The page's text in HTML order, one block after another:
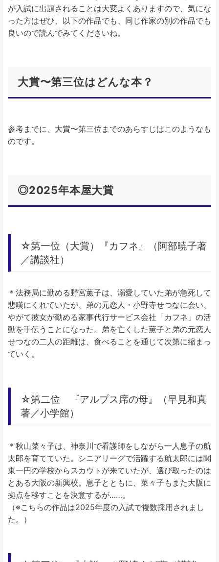
が入試に出題されることは大変よくありますので、気にな
った方はぜひ、以下の作品でも、同じ作家の別の作品でも
良いので読んでみてくださいね。
大賞〜第三位はどんな本？
参考までに、大賞〜第三位までのあらすじはこのようなも
のです。
◎2025年本屋大賞
☆第一位（大賞）『カフネ』（阿部暁子著
／講談社）
＊法務局に勤める野宮薫子は、溺愛していた弟が急死して
悲嘆にくれていたが、弟の元恋人・小野寺せつなに会い、
やがて彼女が勤める家事代行サービス会社「カフネ」の活
動を手伝うことになった。弟を亡くした薫子と弟の元恋人
せつなの二人の距離は、食べることを通じて次第に縮まっ
ていく。
☆第二位 『アルプス席の母』（早見和真
著／小学館）
＊秋山菜々子は、神奈川で看護師をしながら一人息子の航
太郎を育てていた。シニアリーグで活躍する航太郎には関
東一円の学校からスカウトが来ていたが、選び取ったのは
とある大阪の新興校。息子とともに、菜々子もまた大阪に
拠点を移すことを決意するが……。
（※こちらの作品は2025年度の入試で複数採用されまし
た。）